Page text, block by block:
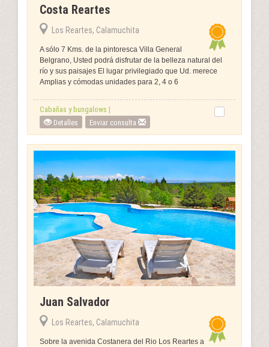
Costa Reartes
Los Reartes, Calamuchita
A sólo 7 Kms. de la pintoresca Villa General
Belgrano, Usted podrá disfrutar de la belleza natural del
río y sus paisajes El lugar privilegiado que Ud. merece
Amplias y cómodas unidades para 2, 4 o 6
Cabañas y bungalows |
Detalles
Enviar consulta
Juan Salvador
Los Reartes, Calamuchita
Sobre la avenida Costanera del Rio Los Reartes a